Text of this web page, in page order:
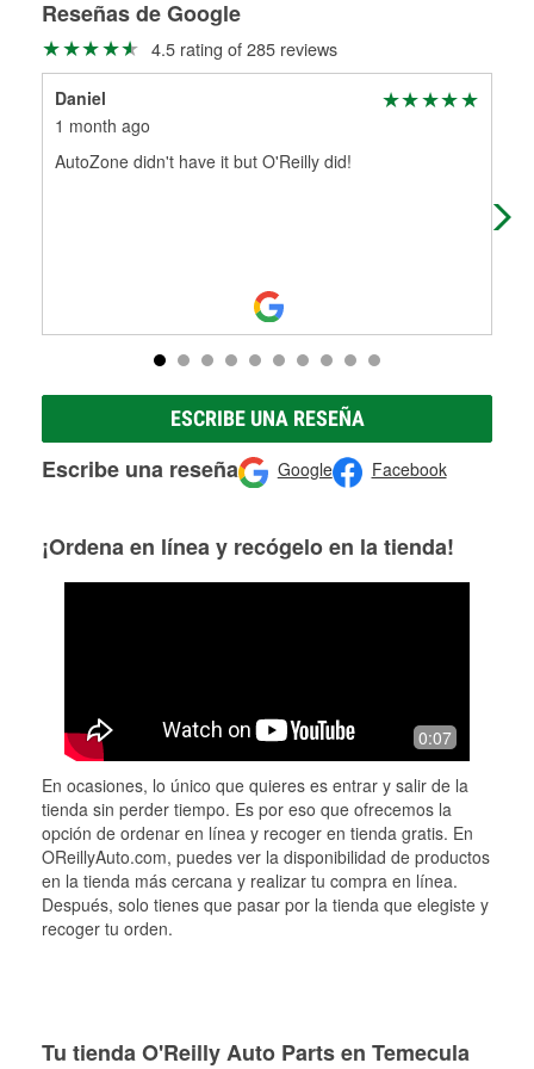
Más información sobre el Programa de Préstamo de
Herramientas de O'Reilly
medirán tus tambores o discos para determinar si pueden
ser rectificados con seguridad. Si tus tambores o discos no
pueden ser reutilizados, podemos ayudarte a encontrar las
partes de reemplazo correctas para tu reparación.
Rectificación de tambores y discos de freno
Reseñas de Google
4.5 rating of 285 reviews
Daniel
1 month ago
AutoZone didn't have it but O'Reilly did!
ESCRIBE UNA RESEÑA
Escribe una reseña Google Facebook
¡Ordena en línea y recógelo en la tienda!
0:07
En ocasiones, lo único que quieres es entrar y salir de la
tienda sin perder tiempo. Es por eso que ofrecemos la
opción de ordenar en línea y recoger en tienda gratis. En
OReillyAuto.com, puedes ver la disponibilidad de productos
en la tienda más cercana y realizar tu compra en línea.
Después, solo tienes que pasar por la tienda que elegiste y
recoger tu orden.
Tu tienda O'Reilly Auto Parts en Temecula